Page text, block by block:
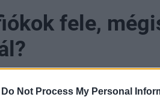
Do Not Process My Personal
fele,